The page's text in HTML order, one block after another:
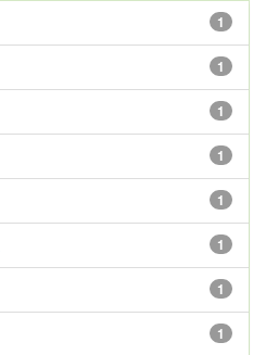
1
1
1
1
1
1
1
1